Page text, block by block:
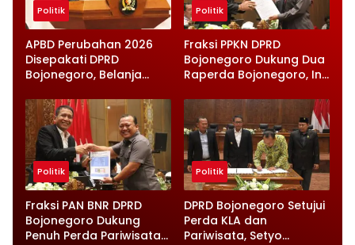
Politik
APBD Perubahan 2026
Disepakati DPRD
Bojonegoro, Belanja
Infrastruktur Diperkuat
Politik
Fraksi PPKN DPRD
Bojonegoro Dukung Dua
Raperda Bojonegoro, Ini
Disampaikan
Politik
Fraksi PAN BNR DPRD
Bojonegoro Dukung
Penuh Perda Pariwisata
Politik
DPRD Bojonegoro Setujui
Perda KLA dan
Pariwisata, Setyo